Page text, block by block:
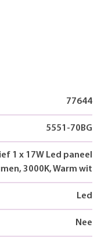
77644
5551-70BG
1 x 17W Led paneel
3000K, Warm wit
Led
Nee